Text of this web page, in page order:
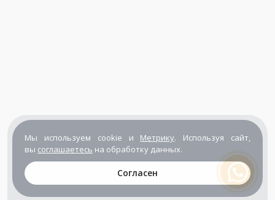
Мы используем cookie и Метрику. Используя сайт,
вы соглашаетесь на обработку данных.
Согласен